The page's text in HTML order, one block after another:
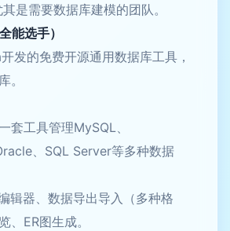
是需要数据库建模的团队。
能选手）
发的免费开源通用数据库工具，
。
套工具管理MySQL、
、SQL Server等多种数据
辑器、数据导出导入（多种格
、ER图生成。